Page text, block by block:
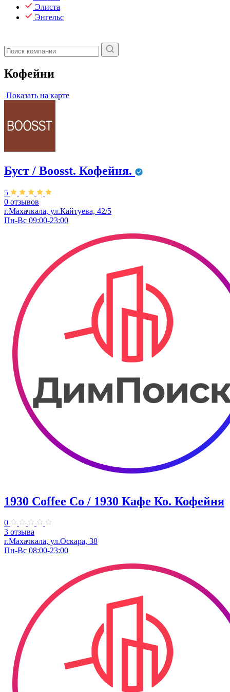
Элиста
Энгельс
Кофейни
Показать на карте
Буст / Boosst. Кофейня.
5
0 отзывов
г.Махачкала, ул.Кайтуева, 42/5
Пн-Вс 09:00-23:00
1930 Coffee Co / 1930 Кафе Ко. Кофейня
0
3 отзыва
г.Махачкала, ​ул.Оскара, 38
Пн-Вс 08:00-23:00